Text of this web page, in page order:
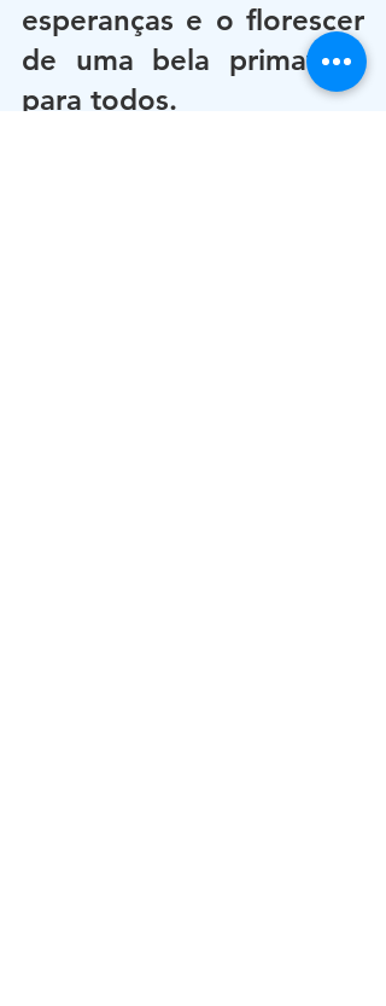
esperanças e o florescer
de uma bela primavera
para todos.